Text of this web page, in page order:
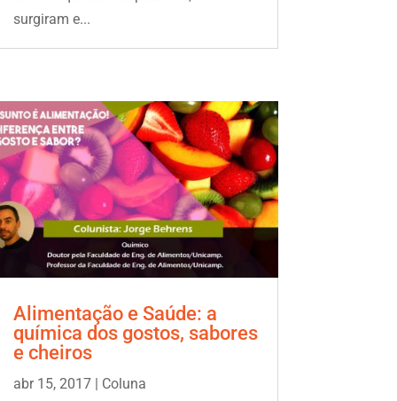
surgiram e...
Alimentação e Saúde: a
química dos gostos, sabores
e cheiros
abr 15, 2017| Coluna